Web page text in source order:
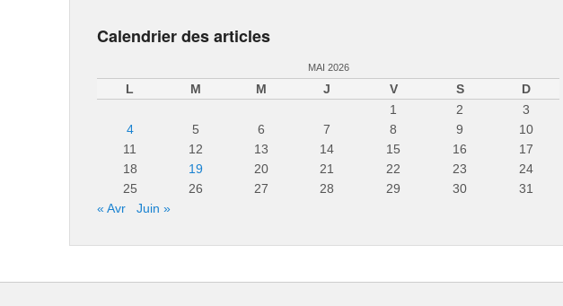
Calendrier des articles
MAI 2026
L M M J V S
D
1
2
3
4
5 6 7 8 9
10
11
12 13 14 15 16
17
18
19 20 21 22 23
24
25
26 27 28 29 30
31
« Avr
Juin »